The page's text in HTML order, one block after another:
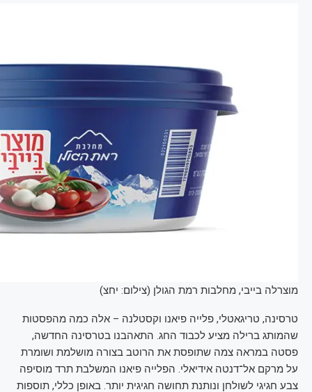
מוצרלה בייבי, מחלבות רמת הגולן (צילום: יחצ)
טרסינה, טריגאטלי, פלייה פיאנו וקסטלנה – אלה כמה מהפסטות
שהמותג ברילה מציע לכבוד החג. התאהבנו בטרסינה החדשה,
פסטה במראה צמה שתופסת את הרוטב בצורה מושלמת ושומרת
על מרקם אל־דנטה אידיאלי. הפלייה פיאנו המשלבת תרד מוסיפה
צבע חגיגי לשולחן ונותנת תחושה חגיגית יותר. באופן כללי, תוספות